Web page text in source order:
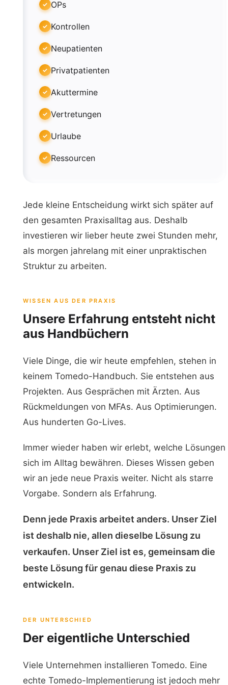
OPs
Kontrollen
Neupatienten
Privatpatienten
Akuttermine
Vertretungen
Urlaube
Ressourcen
Jede kleine Entscheidung wirkt sich später auf
den gesamten Praxisalltag aus. Deshalb
investieren wir lieber heute zwei Stunden mehr,
als morgen jahrelang mit einer unpraktischen
Struktur zu arbeiten.
WISSEN AUS DER PRAXIS
Unsere Erfahrung entsteht nicht
aus Handbüchern
Viele Dinge, die wir heute empfehlen, stehen in
keinem Tomedo-Handbuch. Sie entstehen aus
Projekten. Aus Gesprächen mit Ärzten. Aus
Rückmeldungen von MFAs. Aus Optimierungen.
Aus hunderten Go-Lives.
Immer wieder haben wir erlebt, welche Lösungen
sich im Alltag bewähren. Dieses Wissen geben
wir an jede neue Praxis weiter. Nicht als starre
Vorgabe. Sondern als Erfahrung.
Denn jede Praxis arbeitet anders. Unser Ziel
ist deshalb nie, allen dieselbe Lösung zu
verkaufen. Unser Ziel ist es, gemeinsam die
beste Lösung für genau diese Praxis zu
entwickeln.
DER UNTERSCHIED
Der eigentliche Unterschied
Viele Unternehmen installieren Tomedo. Eine
echte Tomedo-Implementierung ist jedoch mehr